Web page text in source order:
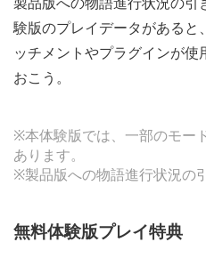
験版のプレイデータがあると
ッチメントやプラグインが
おこう。
※本体験版では、一部のモー
あります。
※製品版への物語進行状況の
無料体験版プレイ特典